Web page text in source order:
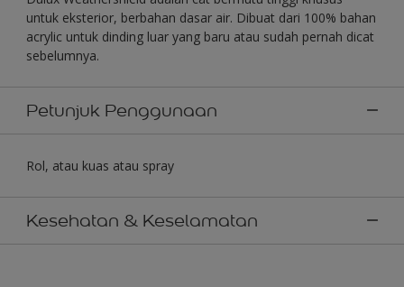
untuk eksterior, berbahan dasar air. Dibuat dari 100% bahan
acrylic untuk dinding luar yang baru atau sudah pernah dicat
sebelumnya.
Petunjuk Penggunaan
Rol, atau kuas atau spray
Kesehatan & Keselamatan